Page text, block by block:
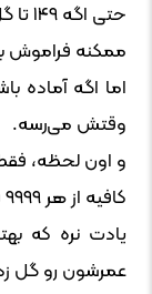
حتی اگه ۱۴۹ تا گل بزنی،
ممکنه فراموش
اما اگه آماده
وقتش می‌رسه.
و اون لحظه،
کافیه از هر ۹۹۹۹ فرصت فقط یکی رو گل کنی،
یادت نره که
عمرشون رو گل